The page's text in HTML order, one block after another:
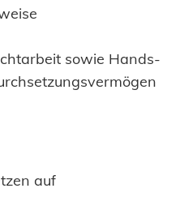
sowie Hands-
auf